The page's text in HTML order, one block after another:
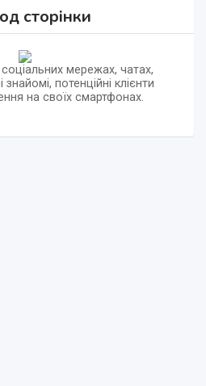
сторінки
мережах, чатах,
потенційні клієнти
на своїх смартфонах.